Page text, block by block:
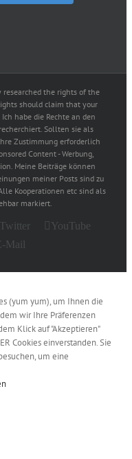
the rights of the
should claim that your
habe die Rechte an den
Sollten sie als
Zustimmung erforderlich
Content - Werbung,
Meine Beiträge können
meiner Posts sind zu
Kooperationen etc sind als
markiert.
Twitter
YouTube
Mail
(yum yum), um Ihnen die
wir Ihre Präferenzen
Klick auf "Akzeptieren"
Cookies einverstanden. Sie
um eine